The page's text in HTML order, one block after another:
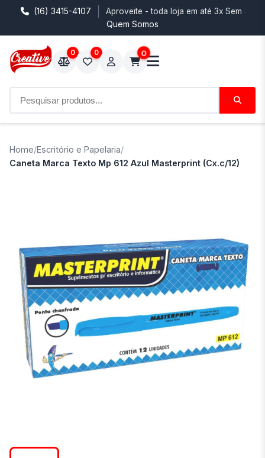
(16) 3415-4107 Aproveite - toda loja em até 3x Sem
Quem Somos
0 0 0
Home/Escritório e Papelaria/
Caneta Marca Texto Mp 612 Azul Masterprint (Cx.c/12)